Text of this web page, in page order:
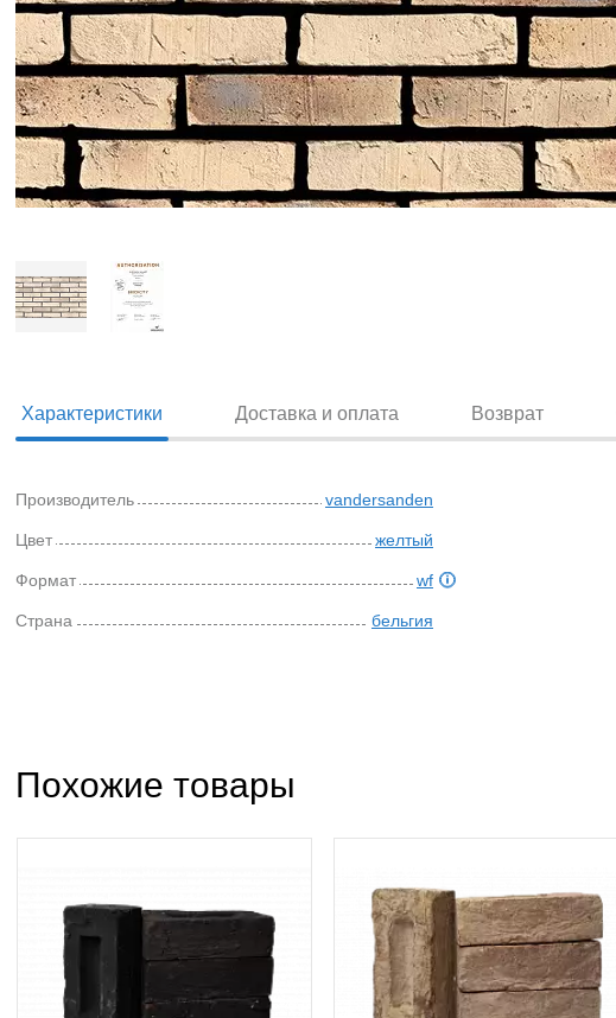
Характеристики Доставка и оплата Возврат
Производитель vandersanden
Цвет желтый
Формат wf
Страна бельгия
Похожие товары